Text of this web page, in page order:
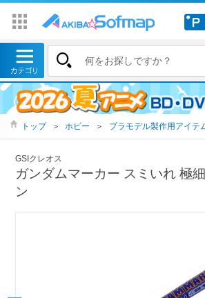
トップ ＞ ホビー ＞ プラモデル製作用アイテ
GSIクレオス
ガンダムマーカー スミいれ 極
ン